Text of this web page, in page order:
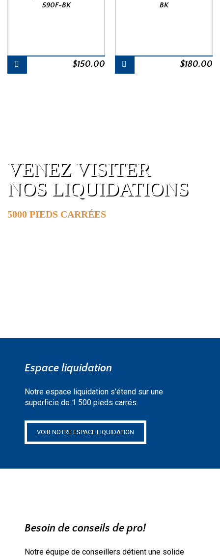
590F-BK
$150.00
BK
$180.00
VENEZ VISITER
NOS LIQUIDATIONS
5000 PIEDS CARRÉES
Espace liquidation
Notre espace liquidation s’étend sur une
superficie de 1 500 pieds carrés.
VOIR NOTRE ESPACE LIQUIDATION
Besoin de conseils de pro!
Notre équipe de conseillers détient une solide